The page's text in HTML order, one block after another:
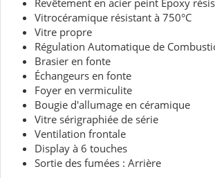
Revêtement en acier peint Époxy
Vitrocéramique résistant à 750°C
Vitre propre
Régulation Automatique de
Brasier en fonte
Échangeurs en fonte
Foyer en vermiculite
Bougie d'allumage en céramique
Vitre sérigraphiée de série
Ventilation frontale
Display à 6 touches
Sortie des fumées : Arrière